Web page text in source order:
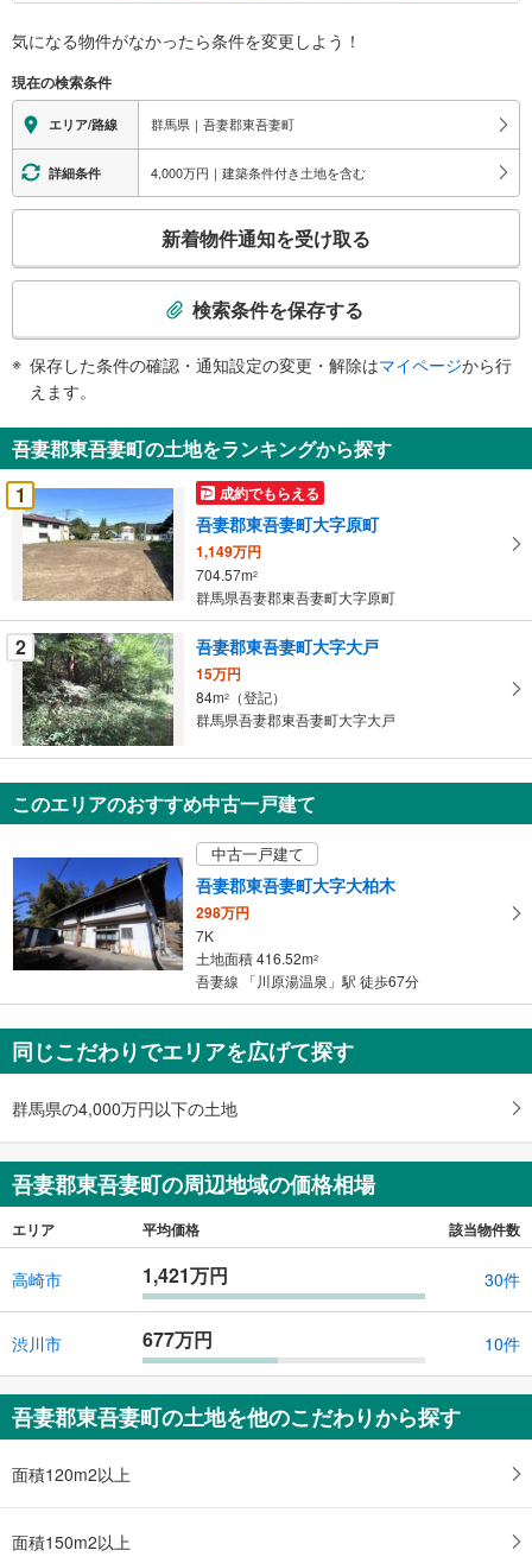
妻
に
関
す
る
情
気になる物件がなかったら条件を変更しよう！
現在の検索条件
エリア/路線 群馬県｜吾妻郡東吾妻町
詳細条件 4,000万円｜建築条件付き土地を含む
検
知
を
受
け
取
る
・
件
を
マ
イ
ペ
ジ
に
す
る
新着物件通知を受け取る
検索条件を保存する
保存した条件の確認・通知設定の変更・解除はマイページから行
えます。
吾妻郡東吾妻町の土地をランキングから探す
1
成約でもらえる
吾妻郡東吾妻町大字原町
1,149万円
704.57m2
群馬県吾妻郡東吾妻町大字原町
2 吾妻郡東吾妻町大字大戸
15万円
84m2
（登記）
群馬県吾妻郡東吾妻町大字大戸
このエリアのおすすめ中古一戸建て
中古一戸建て
吾妻郡東吾妻町大字大柏木
298万円
7K
土地面積 416.52m2
吾妻線 「川原湯温泉」駅 徒歩67分
同じこだわりでエリアを広げて探す
群馬県の4,000万円以下の土地
吾妻郡東吾妻町の周辺地域の価格相場
エリア 平均価格 該当物件数
高崎市 1,421万円 30件
渋川市 677万円 10件
吾妻郡東吾妻町の土地を他のこだわりから探す
面積120m2以上
面積150m2以上